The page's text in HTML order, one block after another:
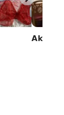
Aksu